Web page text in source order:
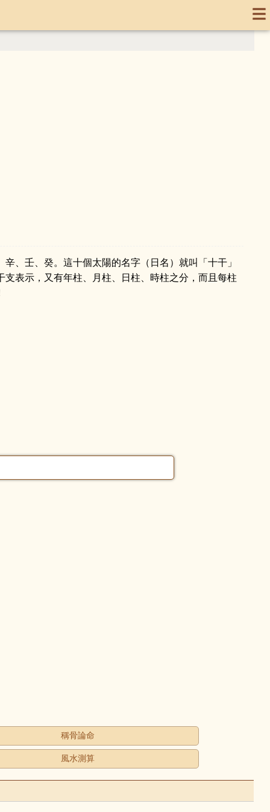
、壬、癸。這十個太陽的名字（日名）就叫「十干」
表示，又有年柱、月柱、日柱、時柱之分，而且每柱
稱骨論命
風水測算